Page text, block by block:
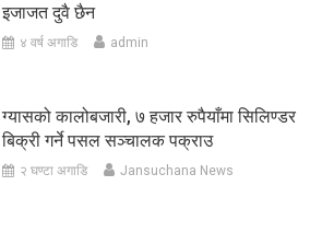
इजाजत दुवै छैन
४ वर्ष अगाडि admin
ग्यासको कालोबजारी, ७ हजार रुपैयाँमा सिलिण्डर
बिक्री गर्ने पसल सञ्चालक पक्राउ
२ घण्टा अगाडि Jansuchana News